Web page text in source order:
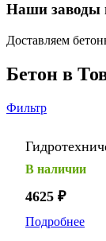
Наши заводы
Доставляем
Бетон в
Фильтр
В наличии
4625 ₽
Подробнее